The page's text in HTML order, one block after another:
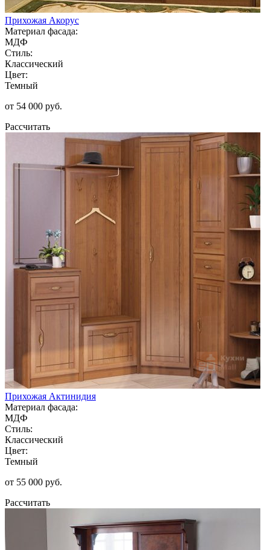
Прихожая Акорус
Материал фасада:
МДФ
Стиль:
Классический
Цвет:
Темный
от 54 000 руб.
Рассчитать
Прихожая Актинидия
Материал фасада:
МДФ
Стиль:
Классический
Цвет:
Темный
от 55 000 руб.
Рассчитать